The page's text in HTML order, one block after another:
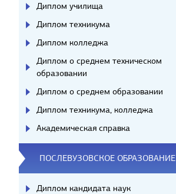
Диплом училища
Диплом техникума
Диплом колледжа
Диплом о среднем техническом
образовании
Диплом о среднем образовании
Диплом техникума, колледжа
Академическая справка
ПОСЛЕВУЗОВСКОЕ ОБРАЗОВАНИЕ
Диплом кандидата наук